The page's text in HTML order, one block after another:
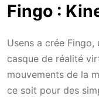
Fingo :
Usens a crée
casque de réalité
mouvements de la
ce soit pour des